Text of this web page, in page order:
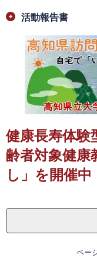
活動報告書
健康長寿体
齢者対象健康
し」を開催中
ペー